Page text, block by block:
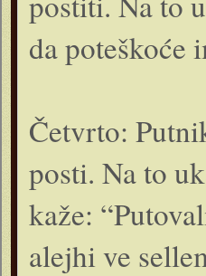
da poteškoće
Četvrto:
posti. Na to
kaže:
alejhi ve